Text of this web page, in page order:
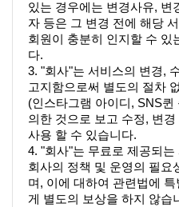
있는 경우에는 변경사유, 변
자 등은 그 변경 전에 해당
회원이 충분히 인지할 수 있
다.
3. "회사"는 서비스의 변경,
고지함으로써 별도의 절차
(인스타그램 아이디, SNS퀸
의한 것으로 보고 수정, 변
사용 할 수 있습니다.
4. "회사"는 무료로 제공되
회사의 정책 및 운영의 필요
며, 이에 대하여 관련법에
게 별도의 보상을 하지 않습